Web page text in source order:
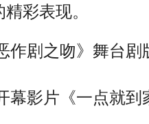
彩表现。
作剧之吻》舞台剧
幕影片《一点就到